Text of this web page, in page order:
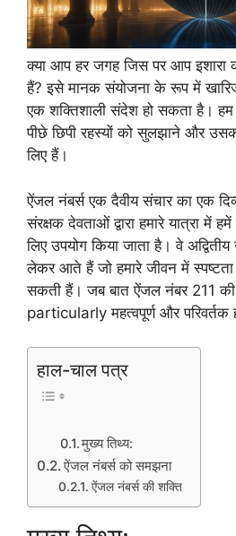
क्या आप हर जगह जिस पर आप
हैं? इसे मानक संयोजना के रूप में
एक शक्तिशाली संदेश हो सकता है।
पीछे छिपी रहस्यों को सुलझाने और
लिए हैं।
ऐंजल नंबर्स एक दैवीय संचार का एक
संरक्षक देवताओं द्वारा हमारे यात्रा में
लिए उपयोग किया जाता है। वे
लेकर आते हैं जो हमारे जीवन में
सकती हैं। जब बात ऐंजल नंबर 211
particularly महत्वपूर्ण और परिवर्तक
हाल-चाल पत्र
मुख्य तिथ्य:
ऐंजल नंबर्स को समझना
ऐंजल नंबर्स की शक्ति